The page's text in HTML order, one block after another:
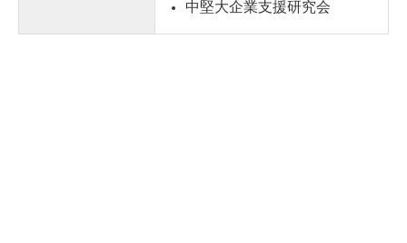
社福研究会